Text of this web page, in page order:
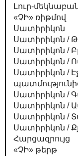
Լուր-
«ՉԻ» ռիթմով
Սատիրիկոն
Սատիրիկոն /
Սատիրիկոն /
Սատիրիկոն /
Սատիրիկոն /
Սատիրիկոն /
Սատիրիկոն /
Սատիրիկոն /
Սատիրիկոն /
Հարցազրույց
«ՉԻ» թերթ